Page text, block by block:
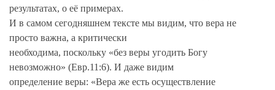
результатах, о её примерах.
И в самом сегодняшнем тексте мы видим, что вера не
просто важна, а критически
необходима, поскольку «без веры угодить Богу
невозможно» (Евр.11:6). И даже видим
определение веры: «Вера же есть осуществление